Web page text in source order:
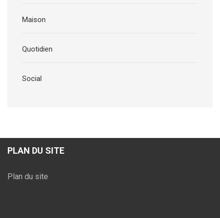
Maison
Quotidien
Social
PLAN DU SITE
Plan du site